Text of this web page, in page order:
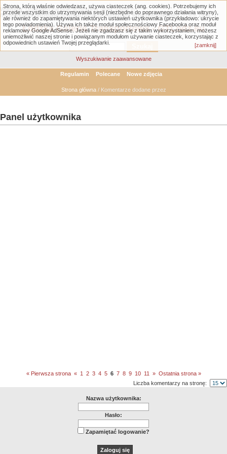
Warning : Undefined variable $comment_user_name in
/home/klient.dhosting.pl/gtlodz/gtlodz.eu/public_html/member.phpon line1956
Łódzka Galeria Transportowa - GTLodz.eu
Wyszukiwanie zaawansowane
Regulamin Polecane Nowe zdjęcia
Strona główna/ Komentarze dodane przez
Panel użytkownika
« Pierwsza strona « 1 2 3 4 5 6 7 8 9 10 11 » Ostatnia strona »
Liczba komentarzy na stronę:
Nazwa użytkownika:
Hasło:
Zapamiętać logowanie?
Strona, którą właśnie odwiedzasz, używa ciasteczek (ang. cookies). Potrzebujemy ich
przede wszystkim do utrzymywania sesji (niezbędne do poprawnego działania witryny),
ale również do zapamiętywania niektórych ustawień użytkownika (przykładowo: ukrycie
tego powiadomienia). Używa ich także moduł społecznościowy Facebooka oraz moduł
reklamowy Google AdSense. Jeżeli nie zgadzasz się z takim wykorzystaniem, możesz
uniemożliwić naszej stronie i powiązanym modułom używanie ciasteczek, korzystając z
odpowiednich ustawień Twojej przeglądarki.
[zamknij]